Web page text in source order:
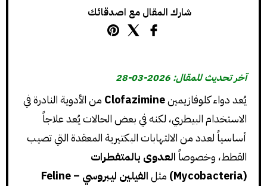
شارك المقال مع اصدقائك
آخر تحديث للمقال: 2026-03-28
يُعد دواء كلوفازيمينClofazimine من الأدوية النادرة في
الاستخدام البيطري، لكنه في بعض الحالات يُعد علاجاً
أساسياً لعدد من الالتهابات البكتيرية المعقدة التي تصيب
القطط، وخصوصاًالعدوى بالمتفطرات
(Mycobacteria)
مثل
الفيلين ليبروسي – Feline